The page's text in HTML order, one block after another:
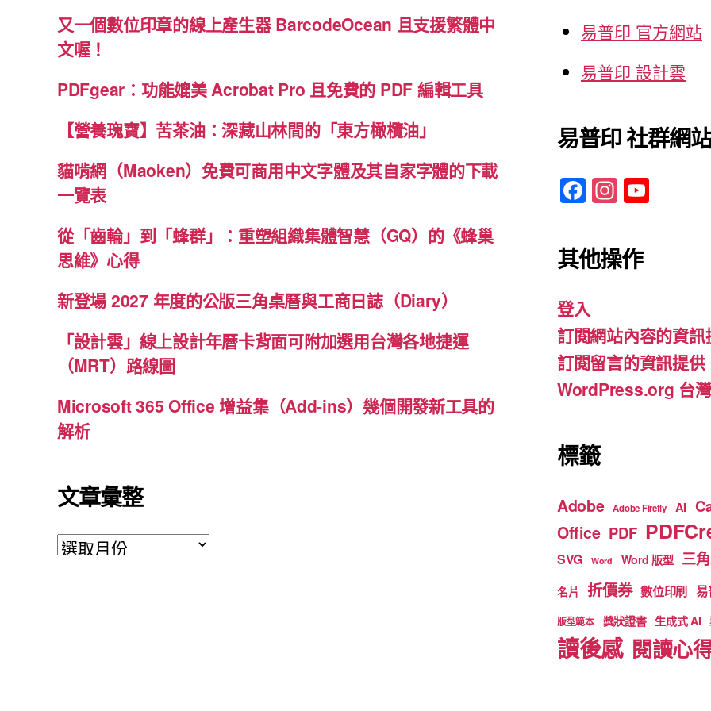
又一個數位印章的線上產生器 BarcodeOcean 且支援繁體中
文喔！
PDFgear：功能媲美 Acrobat Pro 且免費的 PDF 編輯工具
【營養瑰寶】苦茶油：深藏山林間的「東方橄欖油」
貓啃網（Maoken）免費可商用中文字體及其自家字體的下載
一覽表
從「齒輪」到「蜂群」：重塑組織集體智慧（GQ）的《蜂巢
思維》心得
新登場 2027 年度的公版三角桌曆與工商日誌（Diary）
「設計雲」線上設計年曆卡背面可附加選用台灣各地捷運
（MRT）路線圖
Microsoft 365 Office 增益集（Add-ins）幾個開發新工具的
解析
文章彙整
文
易普印 官方網站
易普印 設計雲
易普印 社群網站
F
a
c
e
o
o
k
In
st
a
gr
m b
e
其他操作
登入
訂閱網站內容的資訊
訂閱留言的資訊提供
WordPress.org 台
標籤
Adobe Adobe Firefly AI
Office PDF
SVG Word Word 版型 三
名片 折價券 數位印刷 易
版型範本 獎狀證書 生成式 AI
讀後感 閱讀心